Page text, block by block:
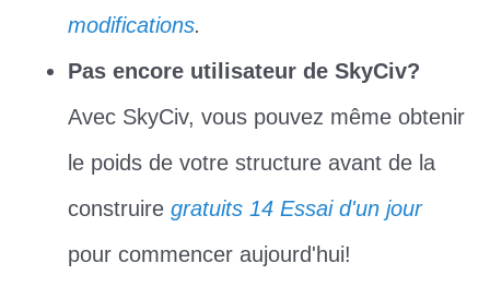
modifications.
Pas encore utilisateur de SkyCiv?
Avec SkyCiv, vous pouvez même obtenir
le poids de votre structure avant de la
construiregratuits 14 Essai d'un jour
pour commencer aujourd'hui!